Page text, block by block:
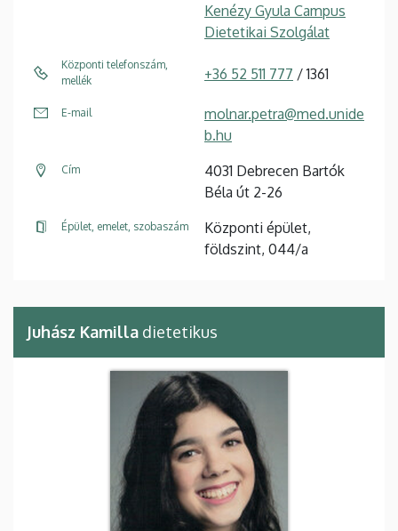
Kenézy Gyula Campus
Dietetikai Szolgálat
Központi telefonszám,
mellék
+36 52 511 777 / 1361
E-mail
molnar.petra@med.unide
b.hu
Cím
4031 Debrecen Bartók
Béla út 2-26
Épület, emelet, szobaszám
Központi épület,
földszint, 044/a
Juhász Kamilla dietetikus